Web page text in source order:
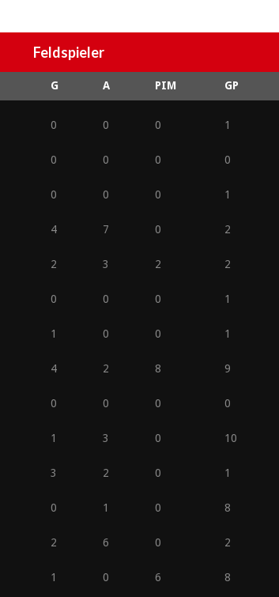
Feldspieler
G A PIM GP
0 0 0 1
0 0 0 0
0 0 0 1
4 7 0 2
2 3 2 2
0 0 0 1
1 0 0 1
4 2 8 9
0 0 0 0
1 3 0 10
3 2 0 1
0 1 0 8
2 6 0 2
1 0 6 8